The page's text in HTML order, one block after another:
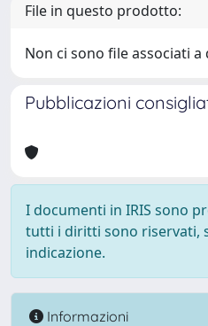
File in questo prodotto:
Non ci sono file associati
Pubblicazioni
I documenti in IRIS sono
tutti i diritti sono riservati,
indicazione.
Informazioni